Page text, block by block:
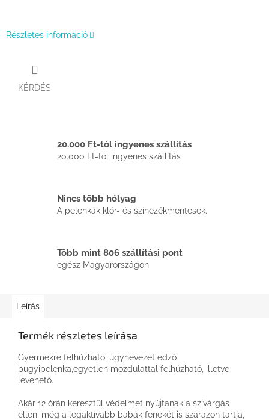
Részletes információ
KÉRDÉS
20.000 Ft-tól ingyenes szállítás
20.000 Ft-tól ingyenes szállítás
Nincs több hólyag
A pelenkák klór- és színezékmentesek.
Több mint 806 szállítási pont
egész Magyarországon
Leírás
Termék részletes leírása
Gyermekre felhúzható, úgynevezet edző
bugyipelenka, egyetlen mozdulattal felhúzható, illetve
levehető.
Akár 12 órán keresztül védelmet nyújtanak a szivárgás
ellen, még a legaktívabb babák fenekét is szárazon tartja,